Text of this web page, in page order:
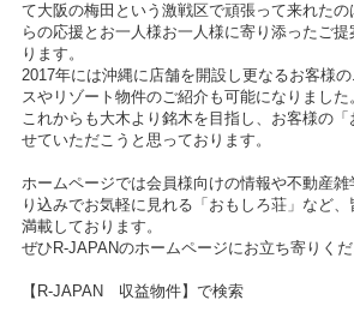
て大阪の梅田という激戦区で頑張って来れた
らの応援とお一人様お一人様に寄り添ったご
ります。
2017年には沖縄に店舗を開設し更なるお客様
スやリゾート物件のご紹介も可能になりました
これからも大木より銘木を目指し、お客様の「
せていただこうと思っております。
ホームページでは会員様向けの情報や不動産
り込みでお気軽に見れる「おもしろ荘」など
満載しております。
ぜひR-JAPANのホームページにお立ち寄りくだ
【R-JAPAN 収益物件】で検索